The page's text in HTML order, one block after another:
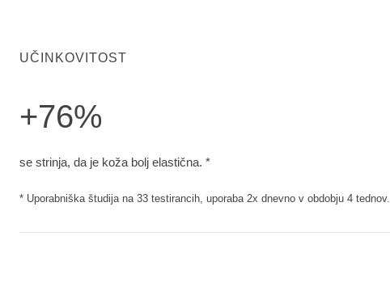
UČINKOVITOST
+76%
se strinja, da je koža bolj elastična. *
* Uporabniška študija na 33 testirancih, uporaba 2x dnevno v obdobju 4 tednov.